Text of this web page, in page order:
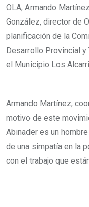
OLA, Armando
González, director de
planificación de la
Desarrollo Provincial y
el Municipio Los
Armando Martínez,
motivo de este
Abinader es un
de una simpatía en la
con el trabajo que